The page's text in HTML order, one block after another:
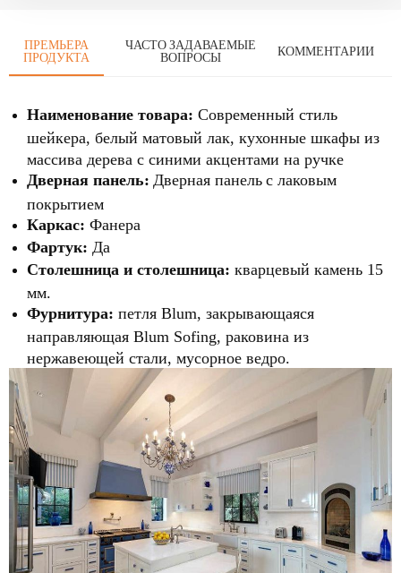
ПРЕМЬЕРА
ПРОДУКТА
ЧАСТО ЗАДАВАЕМЫЕ
ВОПРОСЫ КОММЕНТАРИИ
Наименование товара: Современный стиль
шейкера, белый матовый лак, кухонные шкафы из
массива дерева с синими акцентами на ручке
Дверная панель: Дверная панель с лаковым
покрытием
Каркас: Фанера
Фартук: Да
Столешница и столешница: кварцевый камень 15
мм.
Фурнитура: петля Blum, закрывающаяся
направляющая Blum Sofing, раковина из
нержавеющей стали, мусорное ведро.